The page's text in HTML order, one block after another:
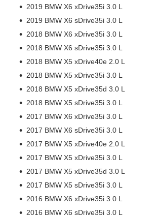
2019 BMW X6 xDrive35i 3.0 L
2019 BMW X6 sDrive35i 3.0 L
2018 BMW X6 xDrive35i 3.0 L
2018 BMW X6 sDrive35i 3.0 L
2018 BMW X5 xDrive40e 2.0 L
2018 BMW X5 xDrive35i 3.0 L
2018 BMW X5 xDrive35d 3.0 L
2018 BMW X5 sDrive35i 3.0 L
2017 BMW X6 xDrive35i 3.0 L
2017 BMW X6 sDrive35i 3.0 L
2017 BMW X5 xDrive40e 2.0 L
2017 BMW X5 xDrive35i 3.0 L
2017 BMW X5 xDrive35d 3.0 L
2017 BMW X5 sDrive35i 3.0 L
2016 BMW X6 xDrive35i 3.0 L
2016 BMW X6 sDrive35i 3.0 L